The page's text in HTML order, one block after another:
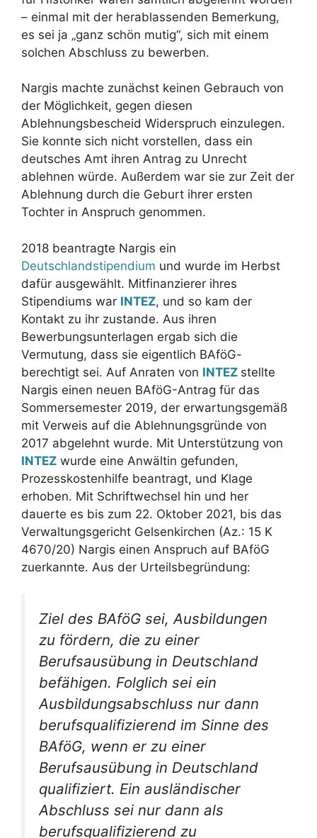
– einmal mit der herablassenden Bemerkung,
es sei ja „ganz schön mutig“, sich mit einem
solchen Abschluss zu bewerben.
Nargis machte zunächst keinen Gebrauch von
der Möglichkeit, gegen diesen
Ablehnungsbescheid Widerspruch einzulegen.
Sie konnte sich nicht vorstellen, dass ein
deutsches Amt ihren Antrag zu Unrecht
ablehnen würde. Außerdem war sie zur Zeit der
Ablehnung durch die Geburt ihrer ersten
Tochter in Anspruch genommen.
2018 beantragte Nargis ein
Deutschlandstipendium und wurde im Herbst
dafür ausgewählt. Mitfinanzierer ihres
Stipendiums war INTEZ, und so kam der
Kontakt zu ihr zustande. Aus ihren
Bewerbungsunterlagen ergab sich die
Vermutung, dass sie eigentlich BAföG-
berechtigt sei. Auf Anraten von INTEZ stellte
Nargis einen neuen BAföG-Antrag für das
Sommersemester 2019, der erwartungsgemäß
mit Verweis auf die Ablehnungsgründe von
2017 abgelehnt wurde. Mit Unterstützung von
INTEZ wurde eine Anwältin gefunden,
Prozesskostenhilfe beantragt, und Klage
erhoben. Mit Schriftwechsel hin und her
dauerte es bis zum 22. Oktober 2021, bis das
Verwaltungsgericht Gelsenkirchen (Az.: 15 K
4670/20) Nargis einen Anspruch auf BAföG
zuerkannte. Aus der Urteilsbegründung:
Ziel des BAföG sei, Ausbildungen
zu fördern, die zu einer
Berufsausübung in Deutschland
befähigen. Folglich sei ein
Ausbildungsabschluss nur dann
berufsqualifizierend im Sinne des
BAföG, wenn er zu einer
Berufsausübung in Deutschland
qualifiziert. Ein ausländischer
Abschluss sei nur dann als
berufsqualifizierend zu